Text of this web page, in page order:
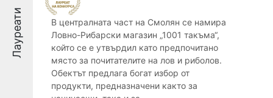
Лауреати
В централната част на Смолян се намира
Ловно-Рибарски магазин „1001 такъма“,
който се е утвърдил като предпочитано
място за почитателите на лов и риболов.
Обектът предлага богат избор от
продукти, предназначени както за